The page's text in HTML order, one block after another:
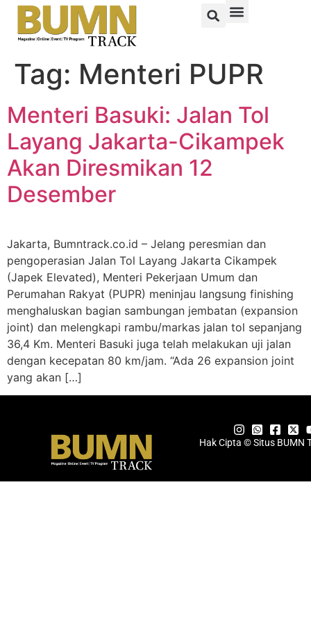
Tag: Menteri PUPR
Menteri Basuki: Jalan Tol
Layang Jakarta-Cikampek
Akan Diresmikan 12
Desember
Jakarta, Bumntrack.co.id – Jelang peresmian dan
pengoperasian Jalan Tol Layang Jakarta Cikampek
(Japek Elevated), Menteri Pekerjaan Umum dan
Perumahan Rakyat (PUPR) meninjau langsung finishing
menghaluskan bagian sambungan jembatan (expansion
joint) dan melengkapi rambu/markas jalan tol sepanjang
36,4 Km. Menteri Basuki juga telah melakukan uji jalan
dengan kecepatan 80 km/jam. “Ada 26 expansion joint
yang akan […]
Hak Cipta © Situs BUMN